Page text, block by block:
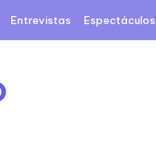
Entrevistas Espectáculos